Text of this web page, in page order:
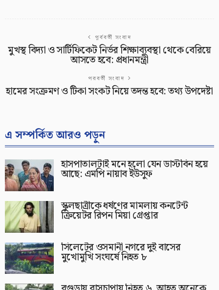
পূর্ববর্তী সংবাদ
মুখস্থ বিদ্যা ও সার্টিফিকেট নির্ভর শিক্ষাব্যবস্থা থেকে বেরিয়ে
আসতে হবে: প্রধানমন্ত্রী
পরবর্তী সংবাদ
হামের সংক্রমণ ও টিকা সংকট নিয়ে তদন্ত হবে: তথ্য উপদেষ্টা
এ সম্পর্কিত আরও পড়ুন
হাসপাতালটাই মনে হলো যেন ডাস্টবিন হয়ে
আছে: এমপি নায়াব ইউসুফ
স্কুলছাত্রীকে ধর্ষণের মামলায় কনটেন্ট
ক্রিয়েটর রিপন মিয়া গ্রেপ্তার
সিলেটের ওসমানী নগরে দুই বাসের
মুখোমুখি সংঘর্ষে নিহত ৮